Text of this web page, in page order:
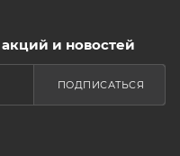
и новостей
ПОДПИСАТЬСЯ